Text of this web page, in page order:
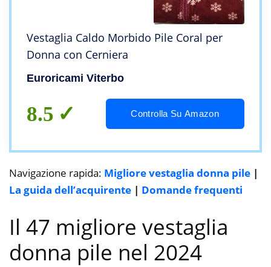
Vestaglia Caldo Morbido Pile Coral per
Donna con Cerniera
Euroricami Viterbo
8.5 Controlla Su Amazon
Navigazione rapida: Migliore vestaglia donna pile |
La guida dell’acquirente | Domande frequenti
Il 47 migliore vestaglia
donna pile nel 2024